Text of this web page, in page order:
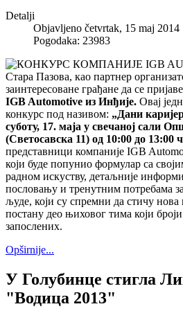
Detalji
Objavljeno četvrtak, 15 maj 2014
Pogodaka: 23983
Стара Пазова, као партнер
заинтересоване грађане да се
IGB Automotive из Инђије. Овај
конкурс под називом: „Дани
суботу, 17. маја у свечаној сали
(Светосавска 11) од 10:00 до 13:00
представници компаније IGB
који буде попунио формулар са
радном искуству, детаљније
пословању и тренутним потребама
људе, који су спремни да стичу нова
постану део њиховог тима који
запослених.
Opširnije...
У Голубинце стигла
"Водица 2013"